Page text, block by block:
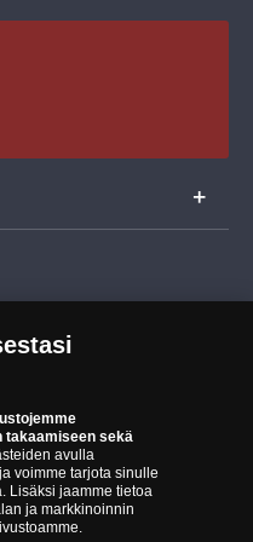
useimmille maailman
takaamiseen sekä
avulla
voimme tarjota sinulle
Lisäksi jaamme tietoa
ja markkinoinnin